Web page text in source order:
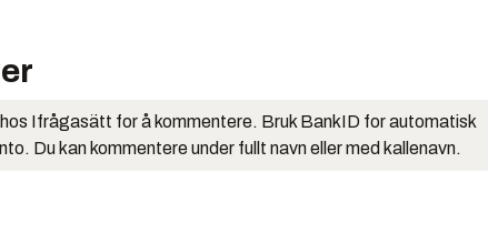
Ifrågasätt for å kommentere. Bruk BankID for automatisk
Du kan kommentere under fullt navn eller med kallenavn.